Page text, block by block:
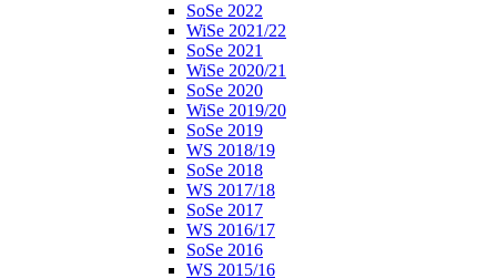
SoSe 2022
WiSe 2021/22
SoSe 2021
WiSe 2020/21
SoSe 2020
WiSe 2019/20
SoSe 2019
WS 2018/19
SoSe 2018
WS 2017/18
SoSe 2017
WS 2016/17
SoSe 2016
WS 2015/16